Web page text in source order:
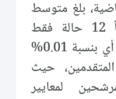
بلغ متوسط
قضايا الغش سنوياً 12 حالة فقط
بمختلف المستويات، أي بنسبة 0.01%
حيث
لمعايير